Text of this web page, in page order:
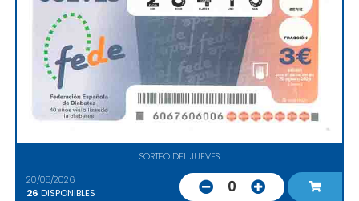
SORTEO DEL JUEVES
20/08/2026
26 DISPONIBLES 0